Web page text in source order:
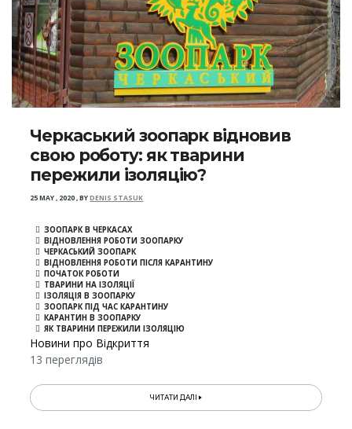
Черкаський зоопарк відновив
свою роботу: як тварини
пережили ізоляцію?
25 MAY , 2020,BYDENIS STASUK
ЗООПАРК В ЧЕРКАСАХ
ВІДНОВЛЕННЯ РОБОТИ ЗООПАРКУ
ЧЕРКАСЬКИЙ ЗООПАРК
ВІДНОВЛЕННЯ РОБОТИ ПІСЛЯ КАРАНТИНУ
ПОЧАТОК РОБОТИ
ТВАРИНИ НА ІЗОЛЯЦІЇ
ІЗОЛЯЦІЯ В ЗООПАРКУ
ЗООПАРК ПІД ЧАС КАРАНТИНУ
КАРАНТИН В ЗООПАРКУ
ЯК ТВАРИНИ ПЕРЕЖИЛИ ІЗОЛЯЦІЮ
Новини про Відкриття
13 переглядів
ЧИТАТИ ДАЛІ